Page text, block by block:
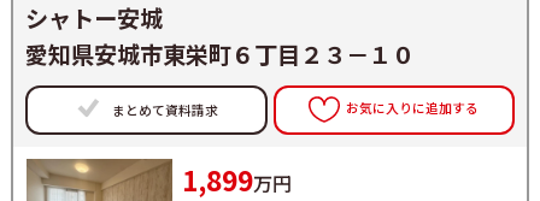
シャトー安城
愛知県安城市東栄町６丁目２３－１０
まとめて資料請求 お気に入りに追加する
1,899万円